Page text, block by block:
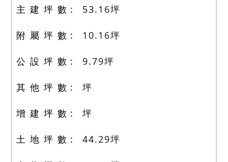
主 建 坪 數 53.16坪
附 屬 坪 數 10.16坪
公 設 坪 數 9.79坪
其 他 坪 數 坪
增 建 坪 數 坪
土 地 坪 數 44.29坪